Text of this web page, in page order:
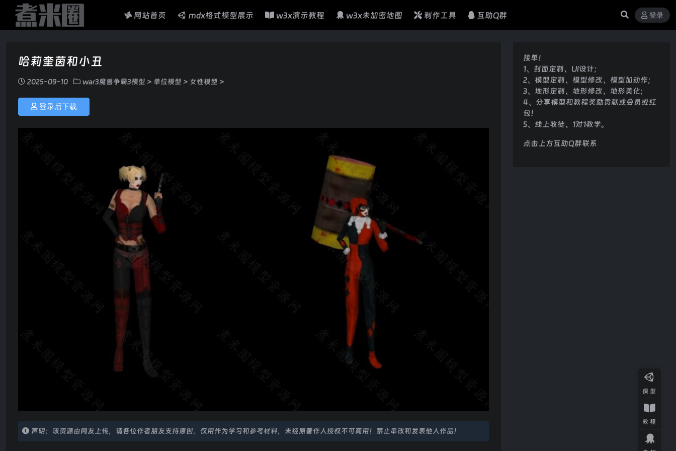
网站首页 mdx格式模型展示 w3x演示教程 w3x未加密地图 制作工具 互助Q群 登录
哈莉奎茵和小丑
2025-09-10 war3魔兽争霸3模型 > 单位模型 > 女性模型 >
登录后下载
声明：该资源由网友上传，请各位作者朋友支持原创，仅用作为学习和参考材料，未经原著作人授权不可商用！禁止串改和发表他人作品！
接单！
1、封面定制、UI设计；
2、模型定制、模型修改、模型加动作；
3、地形定制、地形修改、地形美化；
4、分享模型和教程奖励贡献或会员或红
包！
5、线上收徒、1对1教学。
点击上方互助Q群联系
模型
教程